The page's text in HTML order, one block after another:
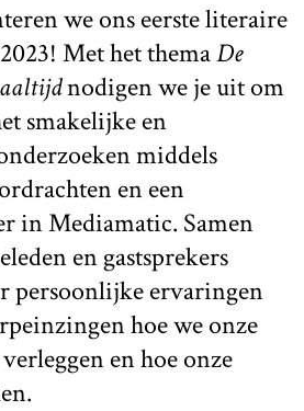
we ons eerste literaire
Met het themaDe
nodigen we je uit om
smakelijke en
middels
en een
in Mediamatic. Samen
en gastsprekers
persoonlijke ervaringen
hoe we onze
en hoe onze